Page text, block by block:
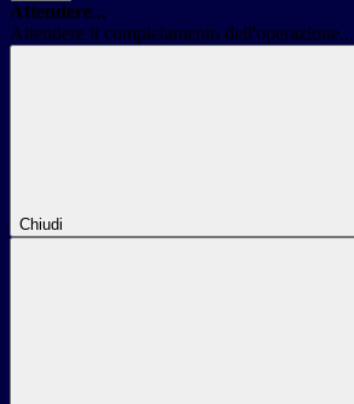
Attendere...
Attendere il completamento dell'operazione...
Chiudi